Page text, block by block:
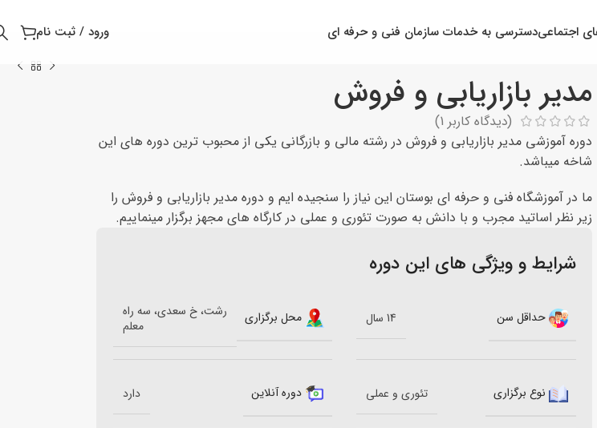
اجتماعیدسترسی به خدمات سازمان فنی و حرفه ای ورود / ثبت نام
مدیر بازاریابی و فروش
(دیدگاه کاربر 1
)
دوره آموزشی مدیر بازاریابی و فروش در رشته مالی و بازرگانی یکی از محبوب ترین دوره های این
شاخه میباشد.
ما در آموزشگاه فنی و حرفه ای بوستان این نیاز را سنجیده ایم و دوره مدیر بازاریابی و فروش را
زیر نظر اساتید مجرب و با دانش به صورت تئوری و عملی در کارگاه های مجهز برگزار مینماییم.
شرایط و ویژگی های این دوره
حداقل سن 14 سال محل برگزاری
رشت، خ سعدی، سه راه
معلم
نوع برگزاری تئوری و عملی دوره آنلاین دارد